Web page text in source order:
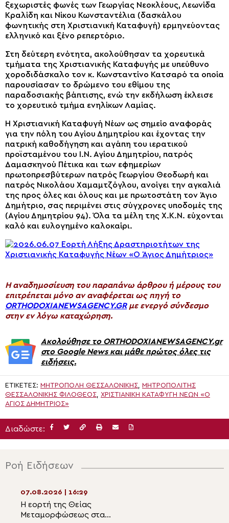
ξεχωριστές φωνές των Γεωργίας Νεοκλέους, Λεωνίδα
Κραλίδη και Νίκου Κωνσταντέλια (δασκάλου
φωνητικής στη Χριστιανική Καταφυγή) ερμηνεύοντας
ελληνικό και ξένο ρεπερτόριο.
Στη δεύτερη ενότητα, ακολούθησαν τα χορευτικά
τμήματα της Χριστιανικής Καταφυγής με υπεύθυνο
χοροδιδάσκαλο τον κ. Κωνσταντίνο Κατσαρό τα οποία
παρουσίασαν το δρώμενο του εθίμου της
παραδοσιακής βάπτισης, ενώ την εκδήλωση έκλεισε
το χορευτικό τμήμα ενηλίκων Λαμίας.
Η Χριστιανική Καταφυγή Νέων ως σημείο αναφοράς
για την πόλη του Αγίου Δημητρίου και έχοντας την
πατρική καθοδήγηση και αγάπη του ιερατικού
προϊσταμένου του Ι.Ν. Αγίου Δημητρίου, πατρός
Δαμασκηνού Πέτικα και των εφημερίων
πρωτοπρεσβύτερων πατρός Γεωργίου Θεοδωρή και
πατρός Νικολάου Χαμαμτζόγλου, ανοίγει την αγκαλιά
της προς όλες και όλους και με πρωτοστάτη τον Άγιο
Δημήτριο, σας περιμένει στις σύγχρονες υποδομές της
(Αγίου Δημητρίου 94). Όλα τα μέλη της Χ.Κ.Ν. εύχονται
καλό και ευλογημένο καλοκαίρι.
H αναδημοσίευση του παραπάνω άρθρου ή μέρους του
επιτρέπεται μόνο αν αναφέρεται ως πηγή το
ORTHODOXIANEWSAGENCY.GRμε ενεργό σύνδεσμο
στην εν λόγω καταχώρηση.
Ακολούθησε το ORTHODOXIANEWSAGENCY.gr
στο Google News και μάθε πρώτος όλες τις
ειδήσεις.
ΕΤΙΚΈΤΕΣ: ΜΗΤΡΟΠΟΛΗ ΘΕΣΣΑΛΟΝΙΚΗΣ ΜΗΤΡΟΠΟΛΊΤΗΣ
ΘΕΣΣΑΛΟΝΊΚΗΣ ΦΙΛΌΘΕΟΣ
ΧΡΙΣΤΙΑΝΙΚΉ ΚΑΤΑΦΥΓΉ ΝΈΩΝ «Ο
ΆΓΙΟΣ ΔΗΜΉΤΡΙΟΣ»
Διαδώστε:
Ροή Ειδήσεων
07.08.2026 | 16:29
Η εορτή της Θείας
Μεταμορφώσεως στα